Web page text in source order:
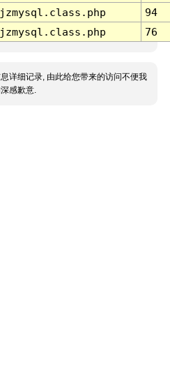
94
76
详细记录, 由此给您带来的访问不便我
感歉意.